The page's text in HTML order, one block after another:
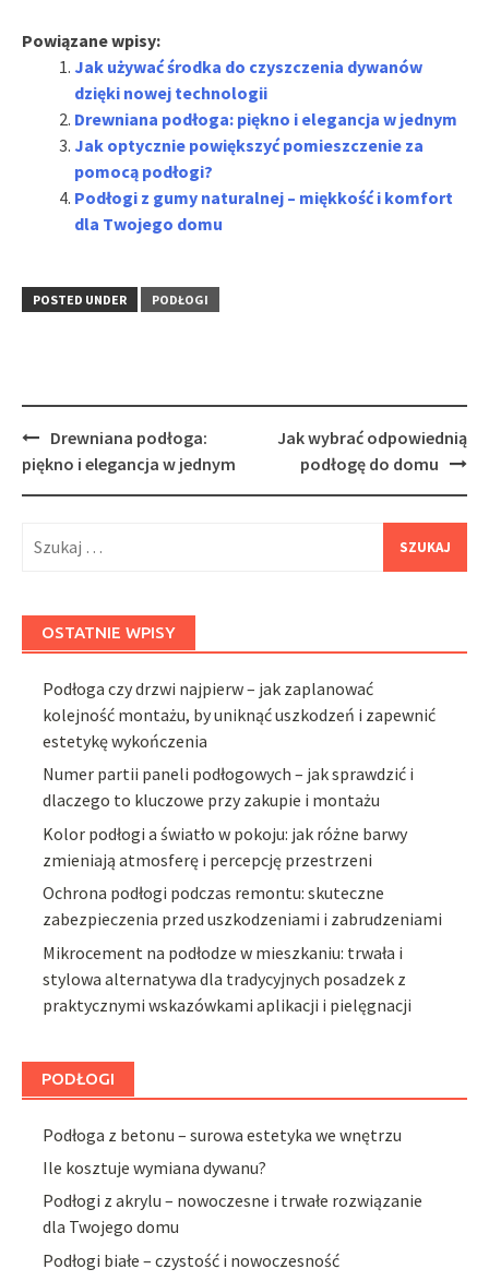
Powiązane wpisy:
Jak używać środka do czyszczenia dywanów
dzięki nowej technologii
Drewniana podłoga: piękno i elegancja w jednym
Jak optycznie powiększyć pomieszczenie za
pomocą podłogi?
Podłogi z gumy naturalnej – miękkość i komfort
dla Twojego domu
POSTED UNDER PODŁOGI
Post
navigation
Drewniana podłoga:
piękno i elegancja w jednym
Jak wybrać odpowiednią
podłogę do domu
OSTATNIE WPISY
Podłoga czy drzwi najpierw – jak zaplanować
kolejność montażu, by uniknąć uszkodzeń i zapewnić
estetykę wykończenia
Numer partii paneli podłogowych – jak sprawdzić i
dlaczego to kluczowe przy zakupie i montażu
Kolor podłogi a światło w pokoju: jak różne barwy
zmieniają atmosferę i percepcję przestrzeni
Ochrona podłogi podczas remontu: skuteczne
zabezpieczenia przed uszkodzeniami i zabrudzeniami
Mikrocement na podłodze w mieszkaniu: trwała i
stylowa alternatywa dla tradycyjnych posadzek z
praktycznymi wskazówkami aplikacji i pielęgnacji
PODŁOGI
Podłoga z betonu – surowa estetyka we wnętrzu
Ile kosztuje wymiana dywanu?
Podłogi z akrylu – nowoczesne i trwałe rozwiązanie
dla Twojego domu
Podłogi białe – czystość i nowoczesność